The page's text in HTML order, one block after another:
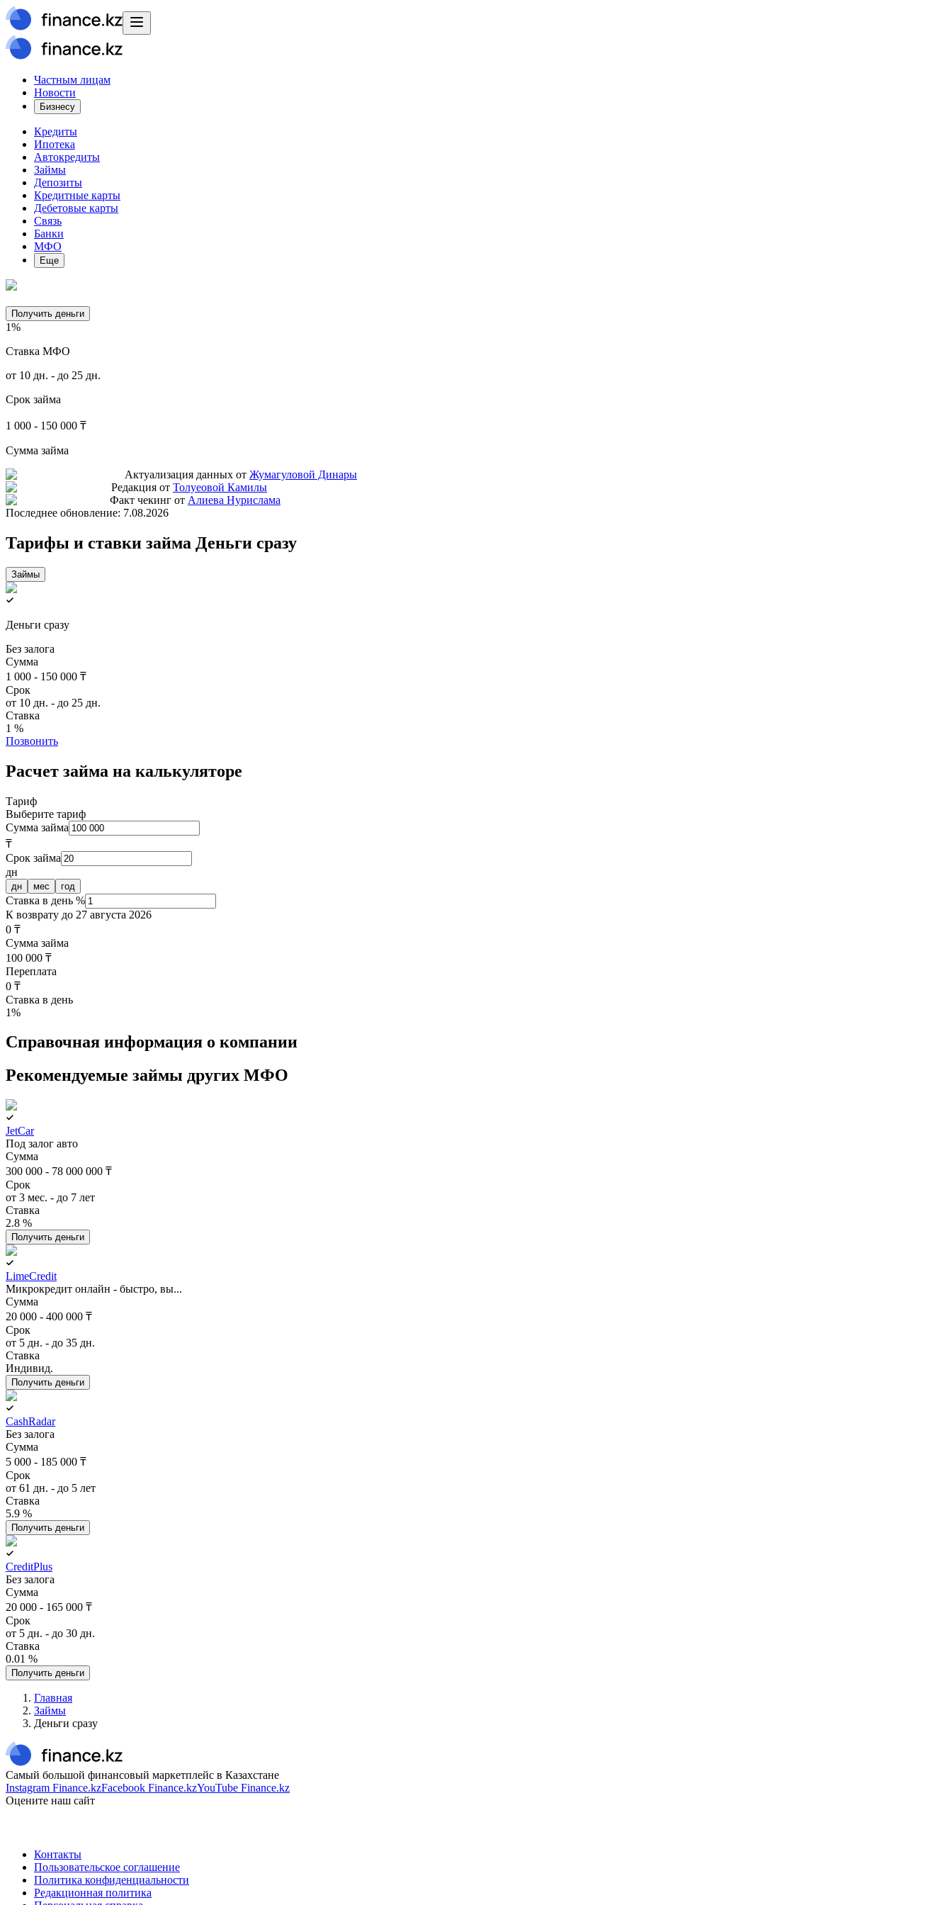
Частным лицам
Новости
Бизнесу
Кредиты
Ипотека
Автокредиты
Займы
Депозиты
Кредитные карты
Дебетовые карты
Связь
Банки
МФО
Еще
Получить деньги
1%
Ставка МФО
от 10 дн. - до 25 дн.
Срок займа
1 000 - 150 000 ₸
Сумма займа
Актуализация данных от Жумагуловой Динары
Редакция от Толуеовой Камилы
Факт чекинг от Алиева Нурислама
Последнее обновление: 7.08.2026
Тарифы и ставки займа Деньги сразу
Займы
Деньги сразу
Без залога
Сумма
1 000 - 150 000 ₸
Срок
от 10 дн. - до 25 дн.
Ставка
1 %
Позвонить
Расчет займа на калькуляторе
Тариф
Выберите тариф
Сумма займа
₸
Срок займа
дн
дн мес год
Ставка в день %
К возврату до 27 августа 2026
0 ₸
Сумма займа
100 000 ₸
Переплата
0 ₸
Ставка в день
1%
Справочная информация о компании
Рекомендуемые займы других МФО
JetCar
Под залог авто
Сумма
300 000 - 78 000 000 ₸
Срок
от 3 мес. - до 7 лет
Ставка
2.8 %
Получить деньги
LimeCredit
Микрокредит онлайн - быстро, вы...
Сумма
20 000 - 400 000 ₸
Срок
от 5 дн. - до 35 дн.
Ставка
Индивид.
Получить деньги
CashRadar
Без залога
Сумма
5 000 - 185 000 ₸
Срок
от 61 дн. - до 5 лет
Ставка
5.9 %
Получить деньги
CreditPlus
Без залога
Сумма
20 000 - 165 000 ₸
Срок
от 5 дн. - до 30 дн.
Ставка
0.01 %
Получить деньги
Главная
Займы
Деньги сразу
Самый большой финансовый маркетплейс в Казахстане
Instagram Finance.kzFacebook Finance.kzYouTube Finance.kz
Оцените наш сайт
Контакты
Пользовательское соглашение
Политика конфиденциальности
Редакционная политика